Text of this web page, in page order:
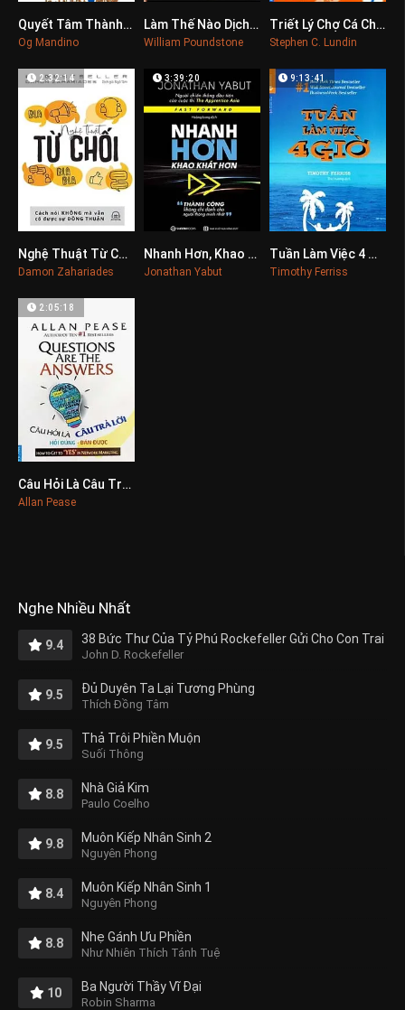
0Quyết Tâm Thành Công Sẽ Tới
Og Mandino
0Làm Thế Nào Dịch Chuyển Được Núi Phú Sĩ ?
William Poundstone
0Triết Lý Chợ Cá Cho Cuộc Sống 1
Stephen C. Lundin
0
2:32:14
Nghệ Thuật Từ Chối
Damon Zahariades
0
3:39:20
Nhanh Hơn, Khao Khát Hơn
Jonathan Yabut
0
9:13:41
Tuần Làm Việc 4 Giờ
Timothy Ferriss
0
2:05:18
Câu Hỏi Là Câu Trả Lời
Allan Pease
Nghe Nhiều Nhất
9.4 38 Bức Thư Của Tỷ Phú Rockefeller Gửi Cho Con Trai
John D. Rockefeller
9.5 Đủ Duyên Ta Lại Tương Phùng
Thích Đồng Tâm
9.5 Thả Trôi Phiền Muộn
Suối Thông
8.8 Nhà Giả Kim
Paulo Coelho
9.8 Muôn Kiếp Nhân Sinh 2
Nguyên Phong
8.4 Muôn Kiếp Nhân Sinh 1
Nguyên Phong
8.8 Nhẹ Gánh Ưu Phiền
Như Nhiên Thích Tánh Tuệ
10 Ba Người Thầy Vĩ Đại
Robin Sharma